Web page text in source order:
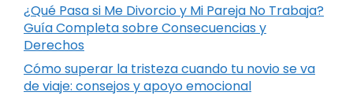
¿Qué Pasa si Me Divorcio y Mi Pareja No Trabaja?
Guía Completa sobre Consecuencias y
Derechos
Cómo superar la tristeza cuando tu novio se va
de viaje: consejos y apoyo emocional